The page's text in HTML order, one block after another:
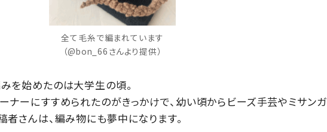
全て毛糸で編まれています
（@bon_66さんより提供）
を始めたのは大学生の頃。
ナーにすすめられたのがきっかけで、幼い頃からビーズ手芸やミサンガ
さんは、編み物にも夢中になります。